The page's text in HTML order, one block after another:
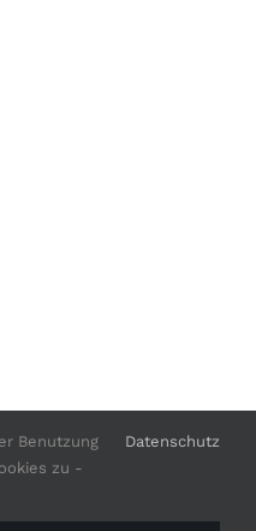
Benutzung
zu -
Datenschutz